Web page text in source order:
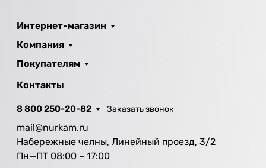
Интернет-магазин
Компания
Покупателям
Контакты
8 800 250-20-82 Заказать звонок
mail@nurkam.ru
Набережные челны, Линейный проезд, 3/2
Пн—ПТ 08:00 – 17:00